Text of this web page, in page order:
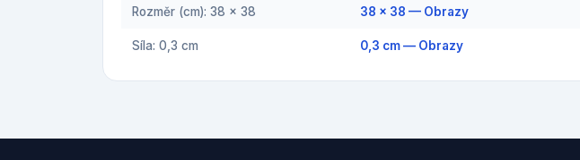
Rozměr (cm): 38 x 38 38 x 38 — Obrazy
Síla: 0,3 cm 0,3 cm — Obrazy